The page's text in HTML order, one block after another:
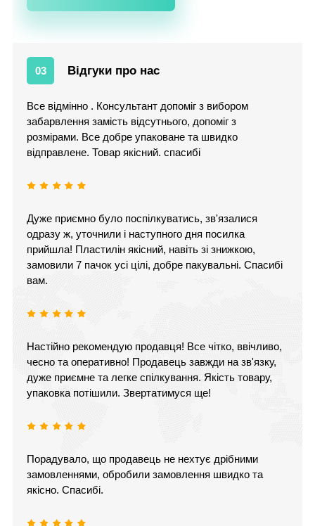
03 Відгуки про нас
Все відмінно . Консультант допоміг з вибором
забарвлення замість відсутнього, допоміг з
розмірами. Все добре упаковане та швидко
відправлене. Товар якісний. спасибі
Дуже приємно було поспілкуватись, зв'язалися
одразу ж, уточнили і наступного дня посилка
прийшла! Пластилін якісний, навіть зі знижкою,
замовили 7 пачок усі цілі, добре пакувальні. Спасибі
вам.
Настійно рекомендую продавця! Все чітко, ввічливо,
чесно та оперативно! Продавець завжди на зв'язку,
дуже приємне та легке спілкування. Якість товару,
упаковка потішили. Звертатимуся ще!
Порадувало, що продавець не нехтує дрібними
замовленнями, обробили замовлення швидко та
якісно. Спасибі.